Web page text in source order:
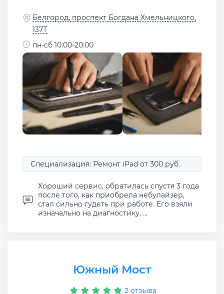
Белгород, проспект Богдана Хмельницкого,
137Т
пн-сб 10:00-20:00
Специализация: Ремонт iPad от 300 руб.
Хороший сервис, обратилась спустя 3 года
после того, как приобрела небулайзер,
стал сильно гудеть при работе. Его взяли
изначально на диагностику, ...
Южный Мост
2 отзыва